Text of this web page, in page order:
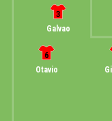
3
Galvao
6
Otavio